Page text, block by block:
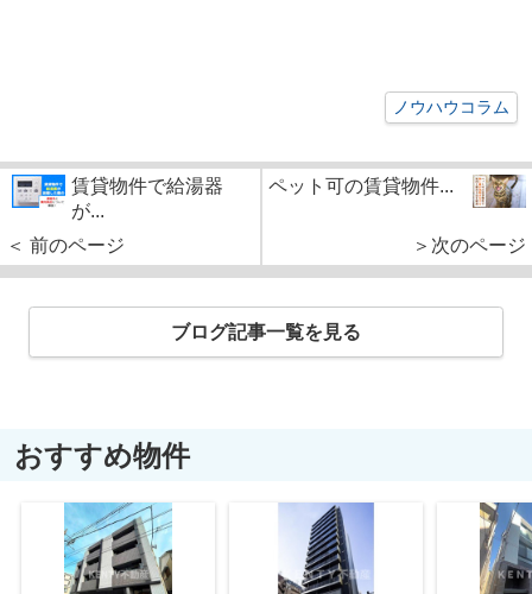
ノウハウコラム
賃貸物件で給湯器
が...
＜ 前のページ
ペット可の賃貸物件...
＞次のページ
ブログ記事一覧を見る
おすすめ物件